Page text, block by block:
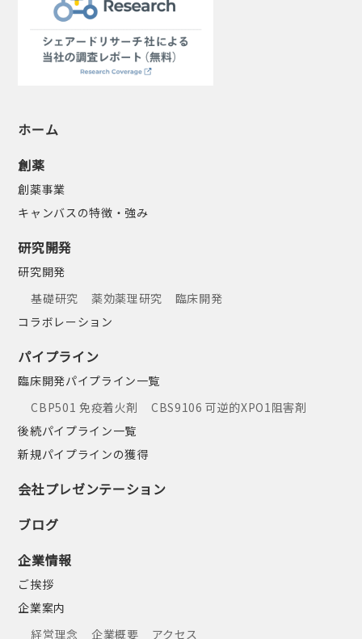
ホーム
創薬
創薬事業
キャンバスの特徴・強み
研究開発
研究開発
基礎研究
薬効薬理研究
臨床開発
コラボレーション
パイプライン
臨床開発パイプライン一覧
CBP501 免疫着火剤
CBS9106 可逆的XPO1阻害剤
後続パイプライン一覧
新規パイプラインの獲得
会社プレゼンテーション
ブログ
企業情報
ご挨拶
企業案内
経営理念
企業概要 アクセス